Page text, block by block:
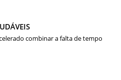
combinar a falta de tempo